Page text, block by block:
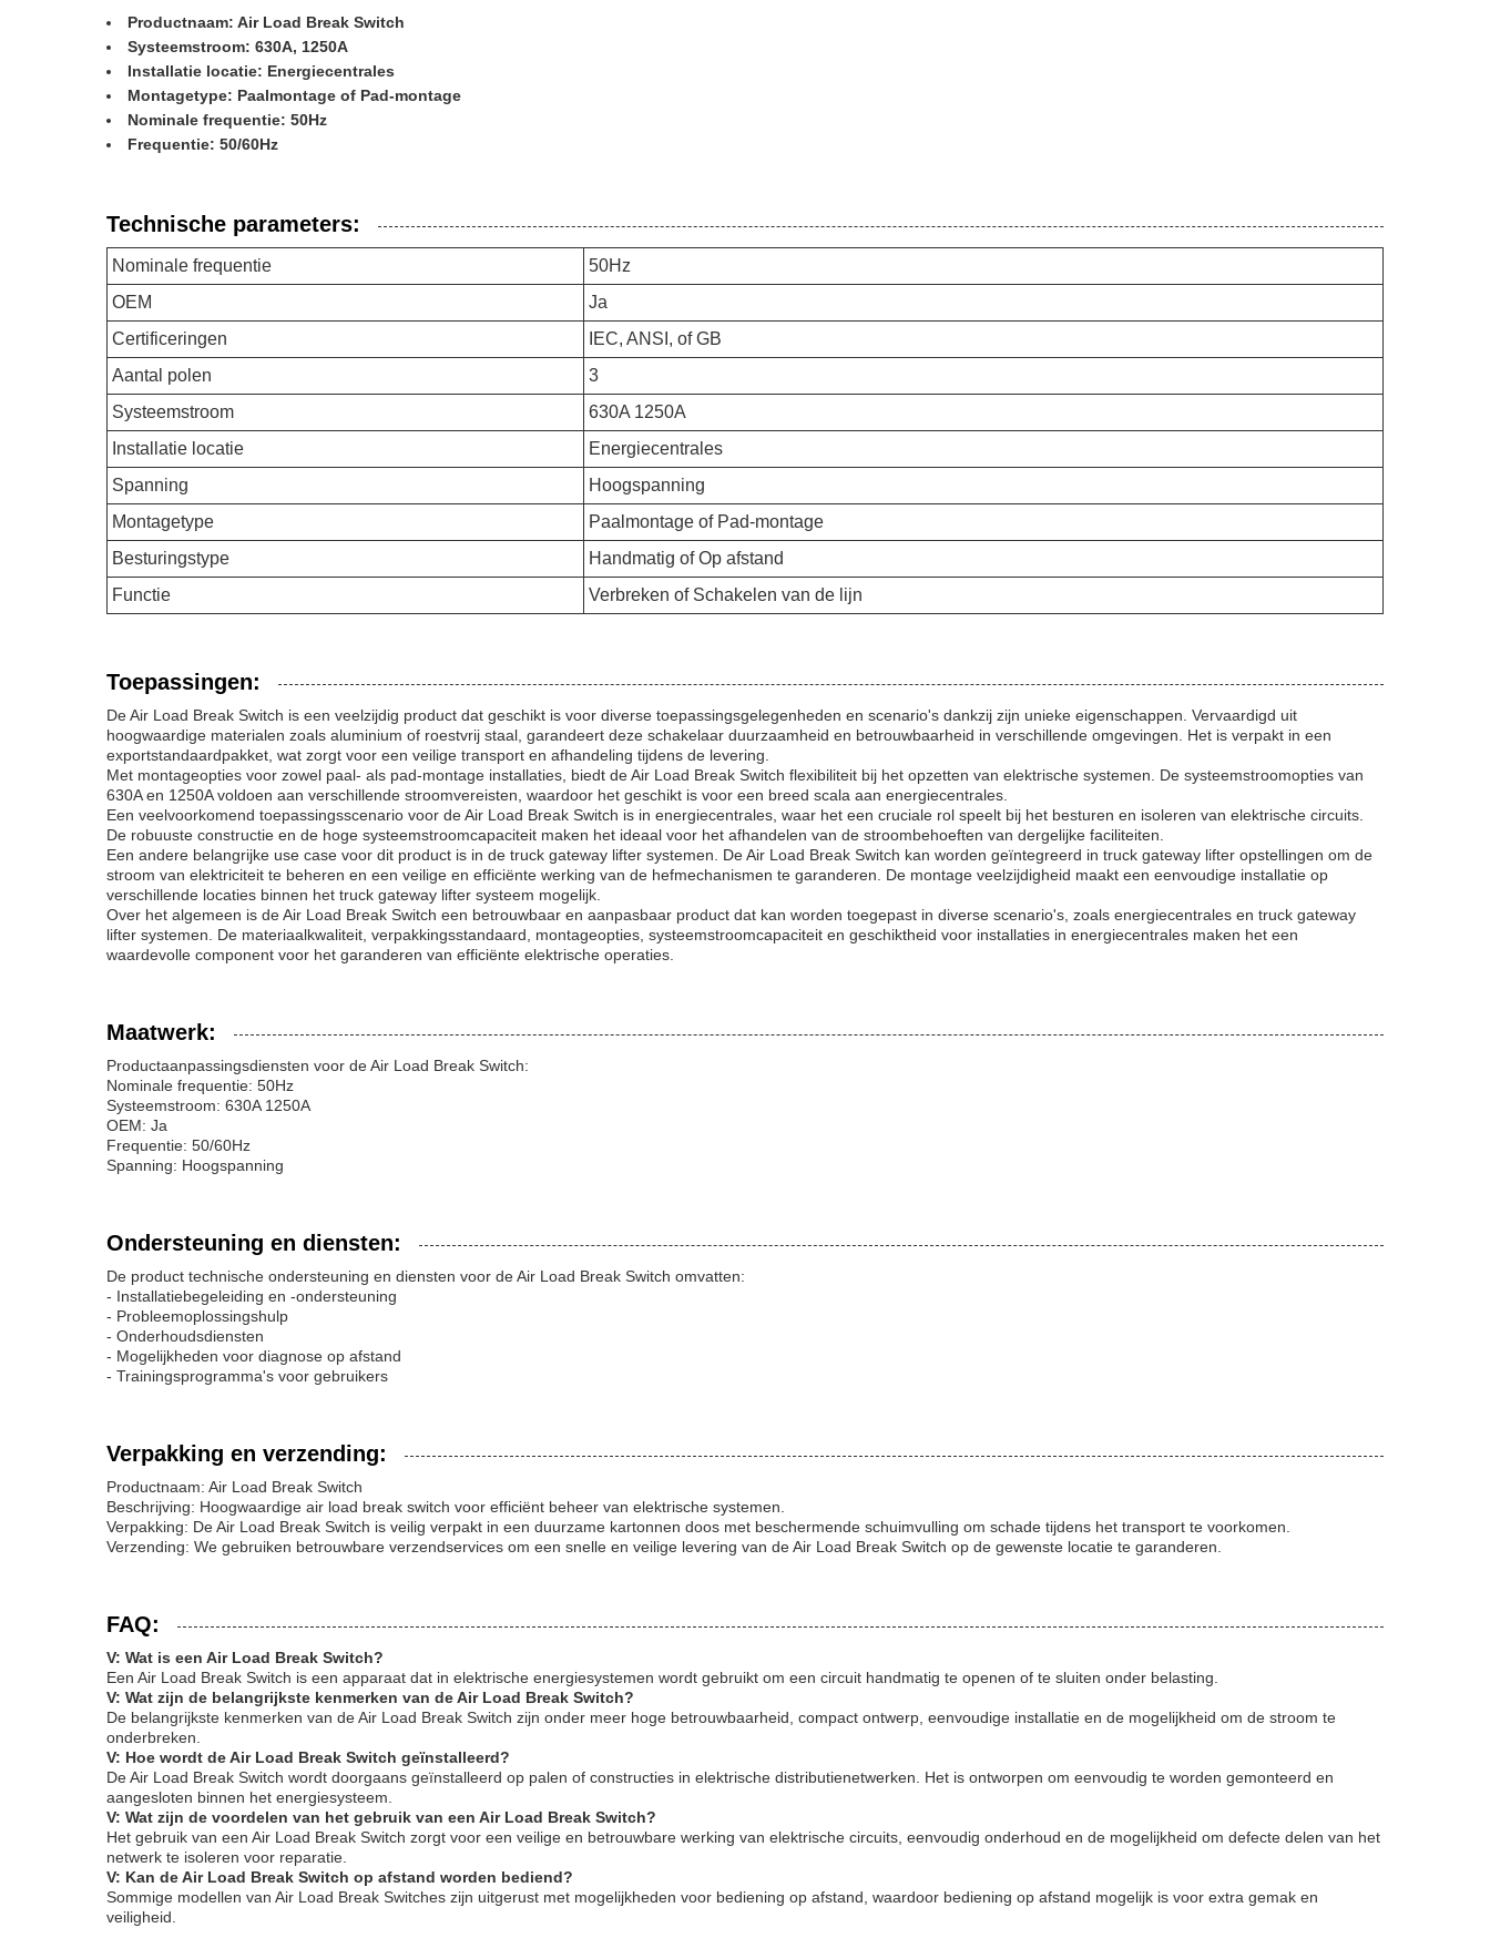
Productnaam: Air Load Break Switch
Systeemstroom: 630A, 1250A
Installatie locatie: Energiecentrales
Montagetype: Paalmontage of Pad-montage
Nominale frequentie: 50Hz
Frequentie: 50/60Hz
Technische parameters:
Nominale frequentie
50Hz
OEM
Ja
Certificeringen
IEC, ANSI, of GB
Aantal polen
3
Systeemstroom
630A 1250A
Installatie locatie
Energiecentrales
Spanning
Hoogspanning
Montagetype
Paalmontage of Pad-montage
Besturingstype
Handmatig of Op afstand
Functie
Verbreken of Schakelen van de lijn
Toepassingen:
De Air Load Break Switch is een veelzijdig product dat geschikt is voor diverse toepassingsgelegenheden en scenario's dankzij zijn unieke eigenschappen. Vervaardigd uit
hoogwaardige materialen zoals aluminium of roestvrij staal, garandeert deze schakelaar duurzaamheid en betrouwbaarheid in verschillende omgevingen. Het is verpakt in een
exportstandaardpakket, wat zorgt voor een veilige transport en afhandeling tijdens de levering.
Met montageopties voor zowel paal- als pad-montage installaties, biedt de Air Load Break Switch flexibiliteit bij het opzetten van elektrische systemen. De systeemstroomopties van
630A en 1250A voldoen aan verschillende stroomvereisten, waardoor het geschikt is voor een breed scala aan energiecentrales.
Een veelvoorkomend toepassingsscenario voor de Air Load Break Switch is in energiecentrales, waar het een cruciale rol speelt bij het besturen en isoleren van elektrische circuits.
De robuuste constructie en de hoge systeemstroomcapaciteit maken het ideaal voor het afhandelen van de stroombehoeften van dergelijke faciliteiten.
Een andere belangrijke use case voor dit product is in de truck gateway lifter systemen. De Air Load Break Switch kan worden geïntegreerd in truck gateway lifter opstellingen om de
stroom van elektriciteit te beheren en een veilige en efficiënte werking van de hefmechanismen te garanderen. De montage veelzijdigheid maakt een eenvoudige installatie op
verschillende locaties binnen het truck gateway lifter systeem mogelijk.
Over het algemeen is de Air Load Break Switch een betrouwbaar en aanpasbaar product dat kan worden toegepast in diverse scenario's, zoals energiecentrales en truck gateway
lifter systemen. De materiaalkwaliteit, verpakkingsstandaard, montageopties, systeemstroomcapaciteit en geschiktheid voor installaties in energiecentrales maken het een
waardevolle component voor het garanderen van efficiënte elektrische operaties.
Maatwerk:
Productaanpassingsdiensten voor de Air Load Break Switch:
Nominale frequentie: 50Hz
Systeemstroom: 630A 1250A
OEM: Ja
Frequentie: 50/60Hz
Spanning: Hoogspanning
Ondersteuning en diensten:
De product technische ondersteuning en diensten voor de Air Load Break Switch omvatten:
- Installatiebegeleiding en -ondersteuning
- Probleemoplossingshulp
- Onderhoudsdiensten
- Mogelijkheden voor diagnose op afstand
- Trainingsprogramma's voor gebruikers
Verpakking en verzending:
Productnaam: Air Load Break Switch
Beschrijving: Hoogwaardige air load break switch voor efficiënt beheer van elektrische systemen.
Verpakking: De Air Load Break Switch is veilig verpakt in een duurzame kartonnen doos met beschermende schuimvulling om schade tijdens het transport te voorkomen.
Verzending: We gebruiken betrouwbare verzendservices om een snelle en veilige levering van de Air Load Break Switch op de gewenste locatie te garanderen.
FAQ:
V: Wat is een Air Load Break Switch?
Een Air Load Break Switch is een apparaat dat in elektrische energiesystemen wordt gebruikt om een circuit handmatig te openen of te sluiten onder belasting.
V: Wat zijn de belangrijkste kenmerken van de Air Load Break Switch?
De belangrijkste kenmerken van de Air Load Break Switch zijn onder meer hoge betrouwbaarheid, compact ontwerp, eenvoudige installatie en de mogelijkheid om de stroom te
onderbreken.
V: Hoe wordt de Air Load Break Switch geïnstalleerd?
De Air Load Break Switch wordt doorgaans geïnstalleerd op palen of constructies in elektrische distributienetwerken. Het is ontworpen om eenvoudig te worden gemonteerd en
aangesloten binnen het energiesysteem.
V: Wat zijn de voordelen van het gebruik van een Air Load Break Switch?
Het gebruik van een Air Load Break Switch zorgt voor een veilige en betrouwbare werking van elektrische circuits, eenvoudig onderhoud en de mogelijkheid om defecte delen van het
netwerk te isoleren voor reparatie.
V: Kan de Air Load Break Switch op afstand worden bediend?
Sommige modellen van Air Load Break Switches zijn uitgerust met mogelijkheden voor bediening op afstand, waardoor bediening op afstand mogelijk is voor extra gemak en
veiligheid.